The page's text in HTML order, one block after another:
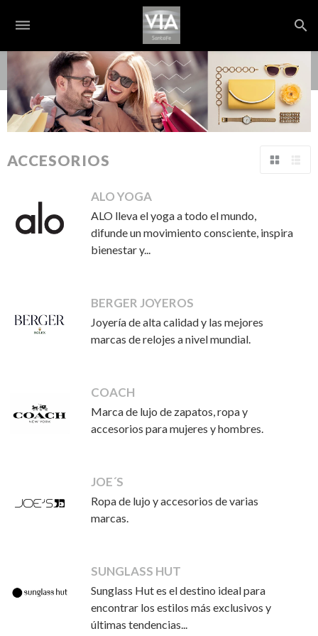
dehaze search
ACCESORIOS
ALO YOGA
ALO lleva el yoga a todo el mundo,
difunde un movimiento consciente, inspira
bienestar y...
BERGER JOYEROS
Joyería de alta calidad y las mejores
marcas de relojes a nivel mundial.
COACH
Marca de lujo de zapatos, ropa y
accesorios para mujeres y hombres.
JOE´S
Ropa de lujo y accesorios de varias
marcas.
SUNGLASS HUT
Sunglass Hut es el destino ideal para
encontrar los estilos más exclusivos y
últimas tendencias...